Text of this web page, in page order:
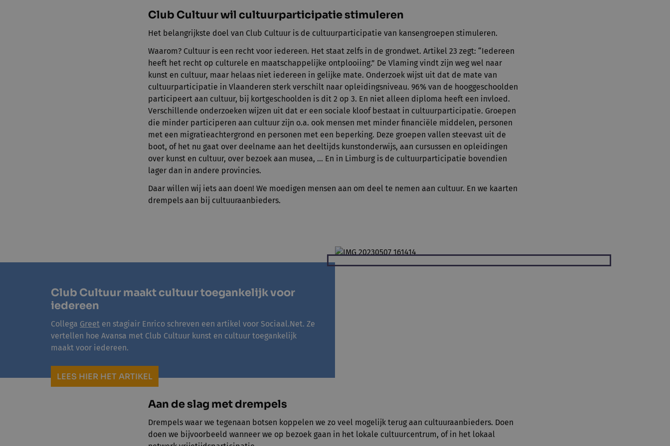
Club Cultuur wil cultuurparticipatie stimuleren
Het belangrijkste doel van Club Cultuur is de cultuurparticipatie van kansengroepen stimuleren.
Waarom? Cultuur is een recht voor iedereen. Het staat zelfs in de grondwet. Artikel 23 zegt: “Iedereen
heeft het recht op culturele en maatschappelijke ontplooiing.” De Vlaming vindt zijn weg wel naar
kunst en cultuur, maar helaas niet iedereen in gelijke mate. Onderzoek wijst uit dat de mate van
cultuurparticipatie in Vlaanderen sterk verschilt naar opleidingsniveau. 96% van de hooggeschoolden
participeert aan cultuur, bij kortgeschoolden is dit 2 op 3. En niet alleen diploma heeft een invloed.
Verschillende onderzoeken wijzen uit dat er een sociale kloof bestaat in cultuurparticipatie. Groepen
die minder participeren aan cultuur zijn o.a. ook mensen met minder financiële middelen, personen
met een migratieachtergrond en personen met een beperking. Deze groepen vallen steevast uit de
boot, of het nu gaat over deelname aan het deeltijds kunstonderwijs, aan cursussen en opleidingen
over kunst en cultuur, over bezoek aan musea, … En in Limburg is de cultuurparticipatie bovendien
lager dan in andere provincies.
Daar willen wij iets aan doen! We moedigen mensen aan om deel te nemen aan cultuur. En we kaarten
drempels aan bij cultuuraanbieders.
Club Cultuur maakt cultuur toegankelijk voor
iedereen
Collega Greet en stagiair Enrico schreven een artikel voor Sociaal.Net. Ze
vertellen hoe Avansa met Club Cultuur kunst en cultuur toegankelijk
maakt voor iedereen.
LEES HIER HET ARTIKEL
Aan de slag met drempels
Drempels waar we tegenaan botsen koppelen we zo veel mogelijk terug aan cultuuraanbieders. Doen
doen we bijvoorbeeld wanneer we op bezoek gaan in het lokale cultuurcentrum, of in het lokaal